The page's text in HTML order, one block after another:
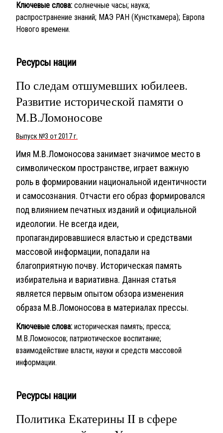
Ключевые слова: солнечные часы; наука;
распространение знаний; МАЭ РАН (Кунсткамера); Европа
Нового времени.
Ресурсы нации
По следам отшумевших юбилеев.
Развитие исторической памяти о
М.В.Ломоносове
Выпуск №3 от 2017 г.
Имя М.В.Ломоносова занимает значимое место в
символическом пространстве, играет важную
роль в формировании национальной идентичности
и самосознания. Отчасти его образ формировался
под влиянием печатных изданий и официальной
идеологии. Не всегда идеи,
пропагандировавшиеся властью и средствами
массовой информации, попадали на
благоприятную почву. Историческая память
избирательна и вариативна. Данная статья
является первым опытом обзора изменения
образа М.В.Ломоносова в материалах прессы.
Ключевые слова: историческая память; пресса;
М.В.Ломоносов; патриотическое воспитание;
взаимодействие власти, науки и средств массовой
информации.
Ресурсы нации
Политика Екатерины II в сфере